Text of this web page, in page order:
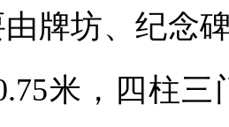
牌坊、纪念
米，四柱